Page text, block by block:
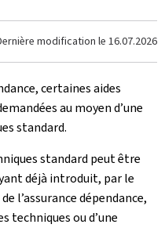
modification le 16.07.2026
certaines aides
au moyen d’une
standard.
standard peut être
déjà introduit, par le
l’assurance dépendance,
techniques ou d’une